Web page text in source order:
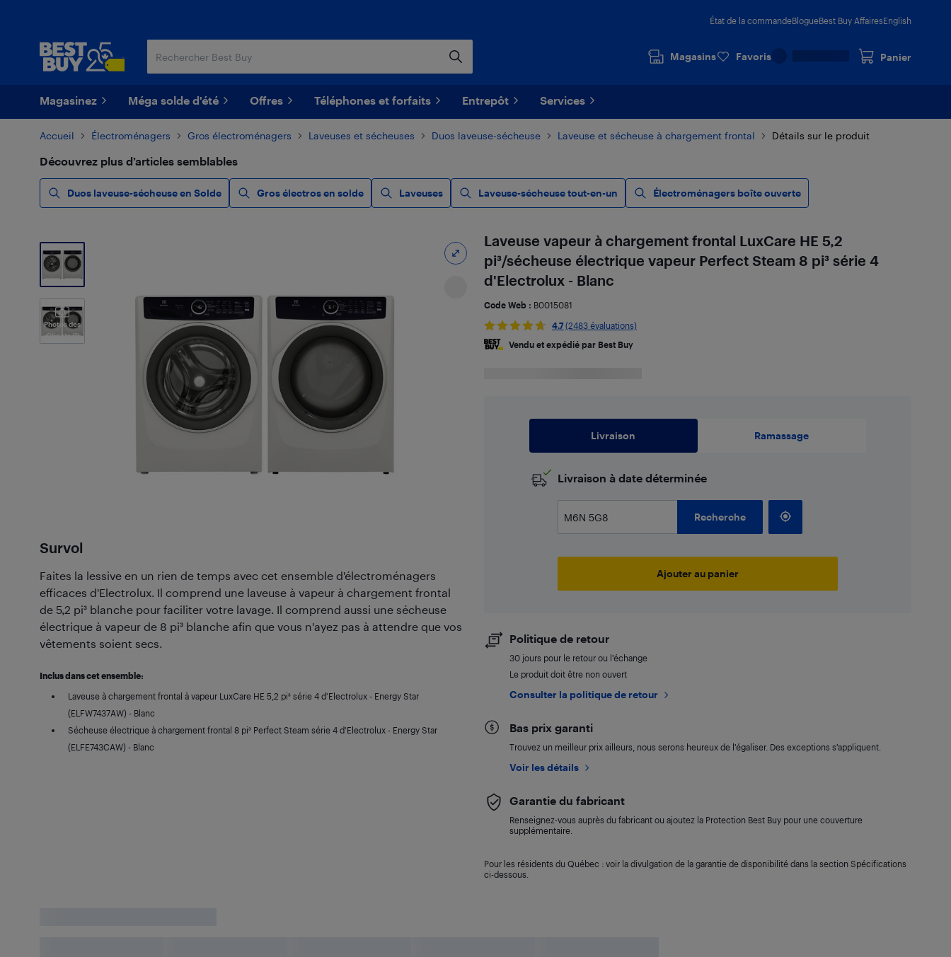
État de la commandeBlogueBest Buy AffairesEnglish
Magasins Favoris Panier
Magasinez Méga solde d'été Offres Téléphones et forfaits Entrepôt Services
Accueil Électroménagers Gros électroménagers Laveuses et sécheuses Duos laveuse-sécheuse Laveuse et sécheuse à chargement frontal Détails sur le produit
Découvrez plus d’articles semblables
Duos laveuse-sécheuse en Solde Gros électros en solde Laveuses Laveuse-sécheuse tout-en-un Électroménagers boîte ouverte
Photos des
Clients(1)
Survol
Faites la lessive en un rien de temps avec cet ensemble d'électroménagers
efficaces d'Electrolux. Il comprend une laveuse à vapeur à chargement frontal
de 5,2 pi³ blanche pour faciliter votre lavage. Il comprend aussi une sécheuse
électrique à vapeur de 8 pi³ blanche afin que vous n'ayez pas à attendre que vos
vêtements soient secs.
Inclus dans cet ensemble:
Laveuse à chargement frontal à vapeur LuxCare HE 5,2 pi³ série 4 d'Electrolux - Energy Star
(ELFW7437AW) - Blanc
Sécheuse électrique à chargement frontal 8 pi³ Perfect Steam série 4 d'Electrolux - Energy Star
(ELFE743CAW) - Blanc
Laveuse vapeur à chargement frontal LuxCare HE 5,2
pi³/sécheuse électrique vapeur Perfect Steam 8 pi³ série 4
d'Electrolux - Blanc
Code Web : B0015081
4.7 (2483 évaluations)
Vendu et expédié par Best Buy
Livraison Ramassage
​Livraison à date déterminée
Recherche
Ajouter au panier
Politique de retour
30 jours pour le retour ou l’échange
Le produit doit être non ouvert
Consulter la politique de retour
Bas prix garanti
Trouvez un meilleur prix ailleurs, nous serons heureux de l’égaliser. Des exceptions s’appliquent.
Voir les détails
Garantie du fabricant
Renseignez-vous auprès du fabricant ou ajoutez la Protection Best Buy pour une couverture
supplémentaire.
Pour les résidents du Québec : voir la divulgation de la garantie de disponibilité dans la section Spécifications
ci-dessous.